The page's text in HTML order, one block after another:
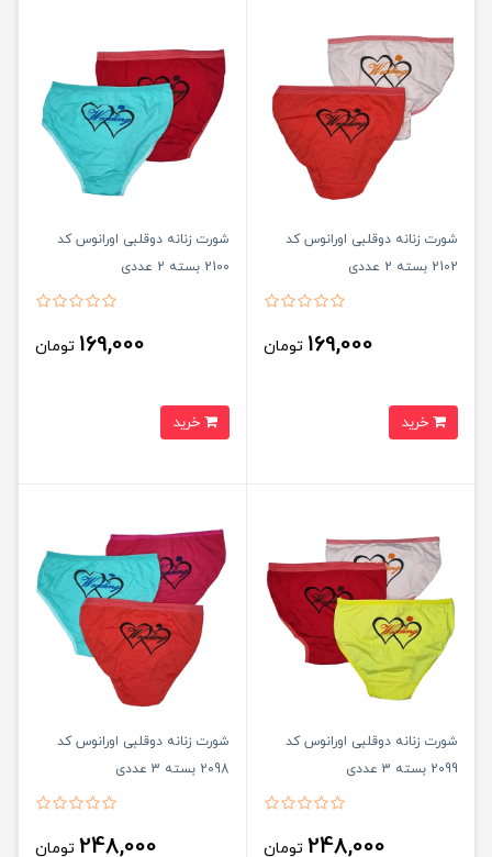
شورت زنانه دوقلبی اورانوس کد
2102 بسته 2 عددی
169,000 تومان
شورت زنانه دوقلبی اورانوس کد
2100 بسته 2 عددی
169,000 تومان
شورت زنانه دوقلبی اورانوس کد
2099 بسته 3 عددی
248,000 تومان
شورت زنانه دوقلبی اورانوس کد
2098 بسته 3 عددی
248,000 تومان